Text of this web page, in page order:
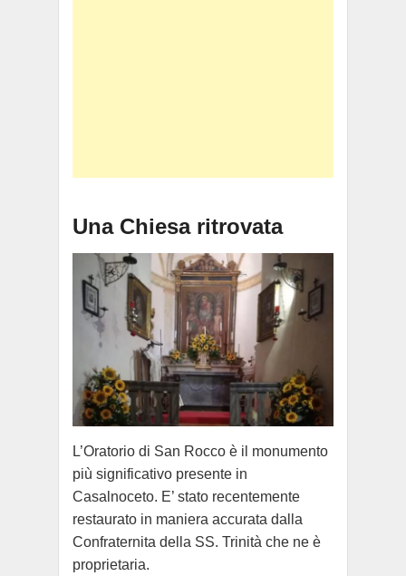
Una Chiesa ritrovata
L’Oratorio di San Rocco è il monumento
più significativo presente in
Casalnoceto. E’ stato recentemente
restaurato in maniera accurata dalla
Confraternita della SS. Trinità che ne è
proprietaria.